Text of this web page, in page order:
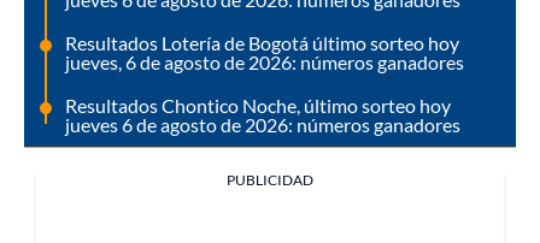
Resultados Lotería de Bogotá último sorteo hoy
jueves, 6 de agosto de 2026: números ganadores
Resultados Chontico Noche, último sorteo hoy
jueves 6 de agosto de 2026: números ganadores
PUBLICIDAD